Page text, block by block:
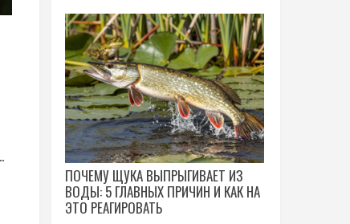
ПОЧЕМУ ЩУКА ВЫПРЫГИВАЕТ ИЗ
ВОДЫ: 5 ГЛАВНЫХ ПРИЧИН И КАК НА
ЭТО РЕАГИРОВАТЬ